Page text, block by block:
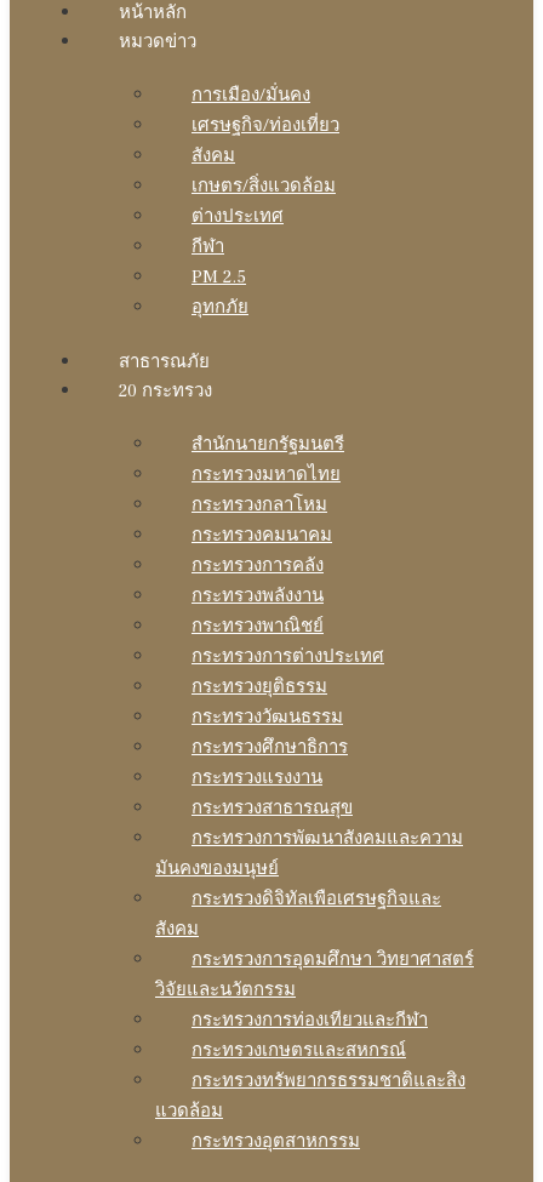
หน้าหลัก
หมวดข่าว
การเมือง/มั่นคง
เศรษฐกิจ/ท่องเที่ยว
สังคม
เกษตร/สิ่งแวดล้อม
ต่างประเทศ
กีฬา
PM 2.5
อุทกภัย
สาธารณภัย
20 กระทรวง
สํานักนายกรัฐมนตรี
กระทรวงมหาดไทย
กระทรวงกลาโหม
กระทรวงคมนาคม
กระทรวงการคลัง
กระทรวงพลังงาน
กระทรวงพาณิชย์
กระทรวงการต่างประเทศ
กระทรวงยุติธรรม
กระทรวงวัฒนธรรม
กระทรวงศึกษาธิการ
กระทรวงแรงงาน
กระทรวงสาธารณสุข
กระทรวงการพัฒนาสังคมและความ
มันคงของมนุษย์
กระทรวงดิจิทัลเพือเศรษฐกิจและ
สังคม
กระทรวงการอุดมศึกษา วิทยาศาสตร์
วิจัยและนวัตกรรม
กระทรวงการท่องเทียวและกีฬา
กระทรวงเกษตรและสหกรณ์
กระทรวงทรัพยากรธรรมชาติและสิง
แวดล้อม
กระทรวงอุตสาหกรรม